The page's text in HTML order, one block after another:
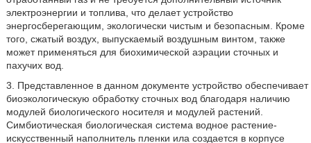
электроэнергии и топлива, что делает устройство
энергосберегающим, экологически чистым и безопасным. Кроме
того, сжатый воздух, выпускаемый воздушным винтом, также
может применяться для биохимической аэрации сточных и
пахучих вод.
3. Представленное в данном документе устройство обеспечивает
биоэкологическую обработку сточных вод благодаря наличию
модулей биологического носителя и модулей растений.
Симбиотическая биологическая система водное растение-
искусственный наполнитель пленки ила создается в корпусе